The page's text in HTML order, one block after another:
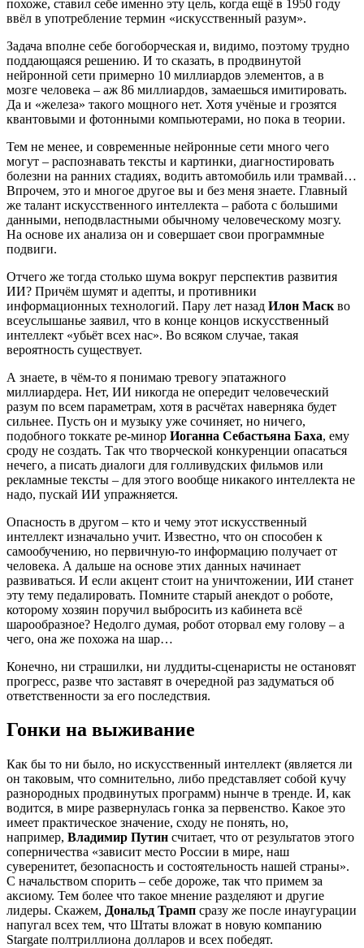
похоже, ставил себе именно эту цель, когда ещё в 1950 году
ввёл в употребление термин «искусственный разум».
Задача вполне себе богоборческая и, видимо, поэтому трудно
поддающаяся решению. И то сказать, в продвинутой
нейронной сети примерно 10 миллиардов элементов, а в
мозге человека – аж 86 миллиардов, замаешься имитировать.
Да и «железа» такого мощного нет. Хотя учёные и грозятся
квантовыми и фотонными компьютерами, но пока в теории.
Тем не менее, и современные нейронные сети много чего
могут – распознавать тексты и картинки, диагностировать
болезни на ранних стадиях, водить автомобиль или трамвай…
Впрочем, это и многое другое вы и без меня знаете. Главный
же талант искусственного интеллекта – работа с большими
данными, неподвластными обычному человеческому мозгу.
На основе их анализа он и совершает свои программные
подвиги.
Отчего же тогда столько шума вокруг перспектив развития
ИИ? Причём шумят и адепты, и противники
информационных технологий. Пару лет назад Илон Маск во
всеуслышанье заявил, что в конце концов искусственный
интеллект «убьёт всех нас». Во всяком случае, такая
вероятность существует.
А знаете, в чём-то я понимаю тревогу эпатажного
миллиардера. Нет, ИИ никогда не опередит человеческий
разум по всем параметрам, хотя в расчётах наверняка будет
сильнее. Пусть он и музыку уже сочиняет, но ничего,
подобного токкате ре-минор Иоганна Себастьяна Баха, ему
сроду не создать. Так что творческой конкуренции опасаться
нечего, а писать диалоги для голливудских фильмов или
рекламные тексты – для этого вообще никакого интеллекта не
надо, пускай ИИ упражняется.
Опасность в другом – кто и чему этот искусственный
интеллект изначально учит. Известно, что он способен к
самообучению, но первичную-то информацию получает от
человека. А дальше на основе этих данных начинает
развиваться. И если акцент стоит на уничтожении, ИИ станет
эту тему педалировать. Помните старый анекдот о роботе,
которому хозяин поручил выбросить из кабинета всё
шарообразное? Недолго думая, робот оторвал ему голову – а
чего, она же похожа на шар…
Конечно, ни страшилки, ни луддиты-сценаристы не остановят
прогресс, разве что заставят в очередной раз задуматься об
ответственности за его последствия.
Гонки на выживание
Как бы то ни было, но искусственный интеллект (является ли
он таковым, что сомнительно, либо представляет собой кучу
разнородных продвинутых программ) нынче в тренде. И, как
водится, в мире развернулась гонка за первенство. Какое это
имеет практическое значение, сходу не понять, но,
например, Владимир Путин считает, что от результатов этого
соперничества «зависит место России в мире, наш
суверенитет, безопасность и состоятельность нашей страны».
С начальством спорить – себе дороже, так что примем за
аксиому. Тем более что такое мнение разделяют и другие
лидеры. Скажем, Дональд Трамп сразу же после инаугурации
напугал всех тем, что Штаты вложат в новую компанию
Stargate полтриллиона долларов и всех победят.